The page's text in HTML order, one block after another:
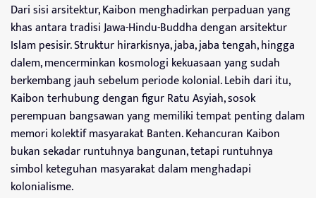
Dari sisi arsitektur, Kaibon menghadirkan perpaduan yang
khas antara tradisi Jawa-Hindu-Buddha dengan arsitektur
Islam pesisir. Struktur hirarkisnya, jaba, jaba tengah, hingga
dalem, mencerminkan kosmologi kekuasaan yang sudah
berkembang jauh sebelum periode kolonial. Lebih dari itu,
Kaibon terhubung dengan figur Ratu Asyiah, sosok
perempuan bangsawan yang memiliki tempat penting dalam
memori kolektif masyarakat Banten. Kehancuran Kaibon
bukan sekadar runtuhnya bangunan, tetapi runtuhnya
simbol keteguhan masyarakat dalam menghadapi
kolonialisme.